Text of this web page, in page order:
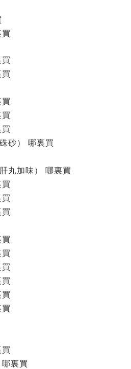
砂） 哪裏買
丸加味） 哪裏買
裏買